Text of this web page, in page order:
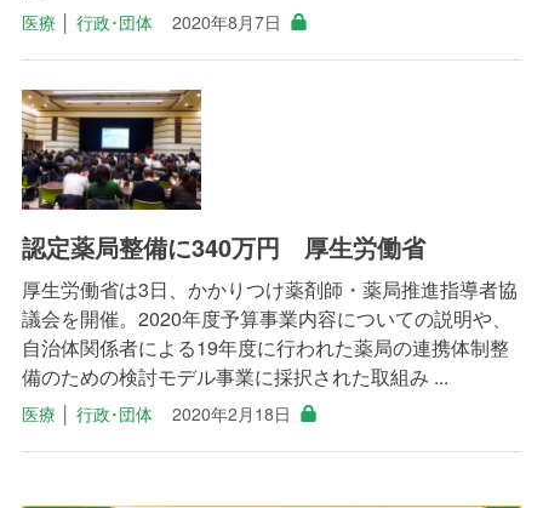
医療 │ 行政･団体 2020年8月7日
認定薬局整備に340万円 厚生労働省
厚生労働省は3日、かかりつけ薬剤師・薬局推進指導者協
議会を開催。2020年度予算事業内容についての説明や、
自治体関係者による19年度に行われた薬局の連携体制整
備のための検討モデル事業に採択された取組み ...
医療 │ 行政･団体 2020年2月18日